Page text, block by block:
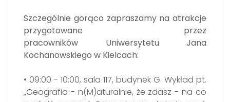
Szczególnie gorąco zapraszamy na atrakcje
przygotowane przez
pracowników Uniwersytetu Jana
Kochanowskiego w Kielcach:
• 09:00 - 10:00, sala 117, budynek G. Wykład pt.
„Geografia - n(M)aturalnie, że zdasz - na co